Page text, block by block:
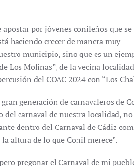
por jóvenes conileños que se
haciendo crecer de manera muy
municipio, sino que es un
Los Molinas”, de la vecina
del COAC 2024 con “Los
generación de carnavaleros de
del carnaval de nuestra localidad,
dentro del Carnaval de Cádiz
altura de lo que Conil merece”.
pregonar el Carnaval de mi